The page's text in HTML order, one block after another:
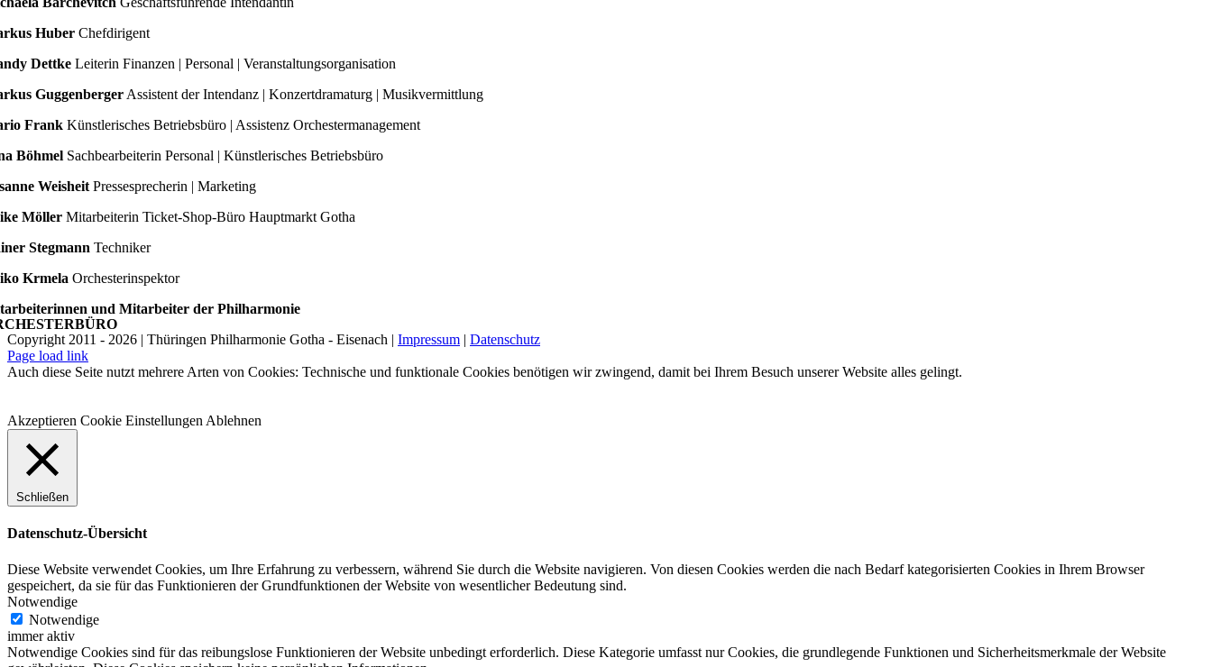
Huber Chefdirigent
Dettke Leiterin Finanzen | Personal | Veranstaltungsorganisation
Guggenberger Assistent der Intendanz | Konzertdramaturg | Musikvermittlung
FrankKünstlerisches Betriebsbüro | Assistenz Orchestermanagement
Böhmel Sachbearbeiterin Personal | Künstlerisches Betriebsbüro
WeisheitPressesprecherin | Marketing
Möller Mitarbeiterin Ticket-Shop-Büro Hauptmarkt Gotha
Stegmann Techniker
Krmela Orchesterinspektor
und Mitarbeiter der Philharmonie
Copyright 2011 - 2026 | Thüringen Philharmonie Gotha - Eisenach | Impressum | Datenschutz
Facebook
Instagram
WhatsApp
YouTube
E-
Mail
Telefon
Page load link
Auch diese Seite nutzt mehrere Arten von Cookies: Technische und funktionale Cookies benötigen wir zwingend, damit bei Ihrem Besuch unserer Website alles gelingt.
Akzeptieren Cookie Einstellungen Ablehnen
Schließen
Datenschutz-Übersicht
Diese Website verwendet Cookies, um Ihre Erfahrung zu verbessern, während Sie durch die Website navigieren. Von diesen Cookies werden die nach Bedarf kategorisierten Cookies in Ihrem Browser
gespeichert, da sie für das Funktionieren der Grundfunktionen der Website von wesentlicher Bedeutung sind.
Notwendige
Notwendige
immer aktiv
Notwendige Cookies sind für das reibungslose Funktionieren der Website unbedingt erforderlich. Diese Kategorie umfasst nur Cookies, die grundlegende Funktionen und Sicherheitsmerkmale der Website